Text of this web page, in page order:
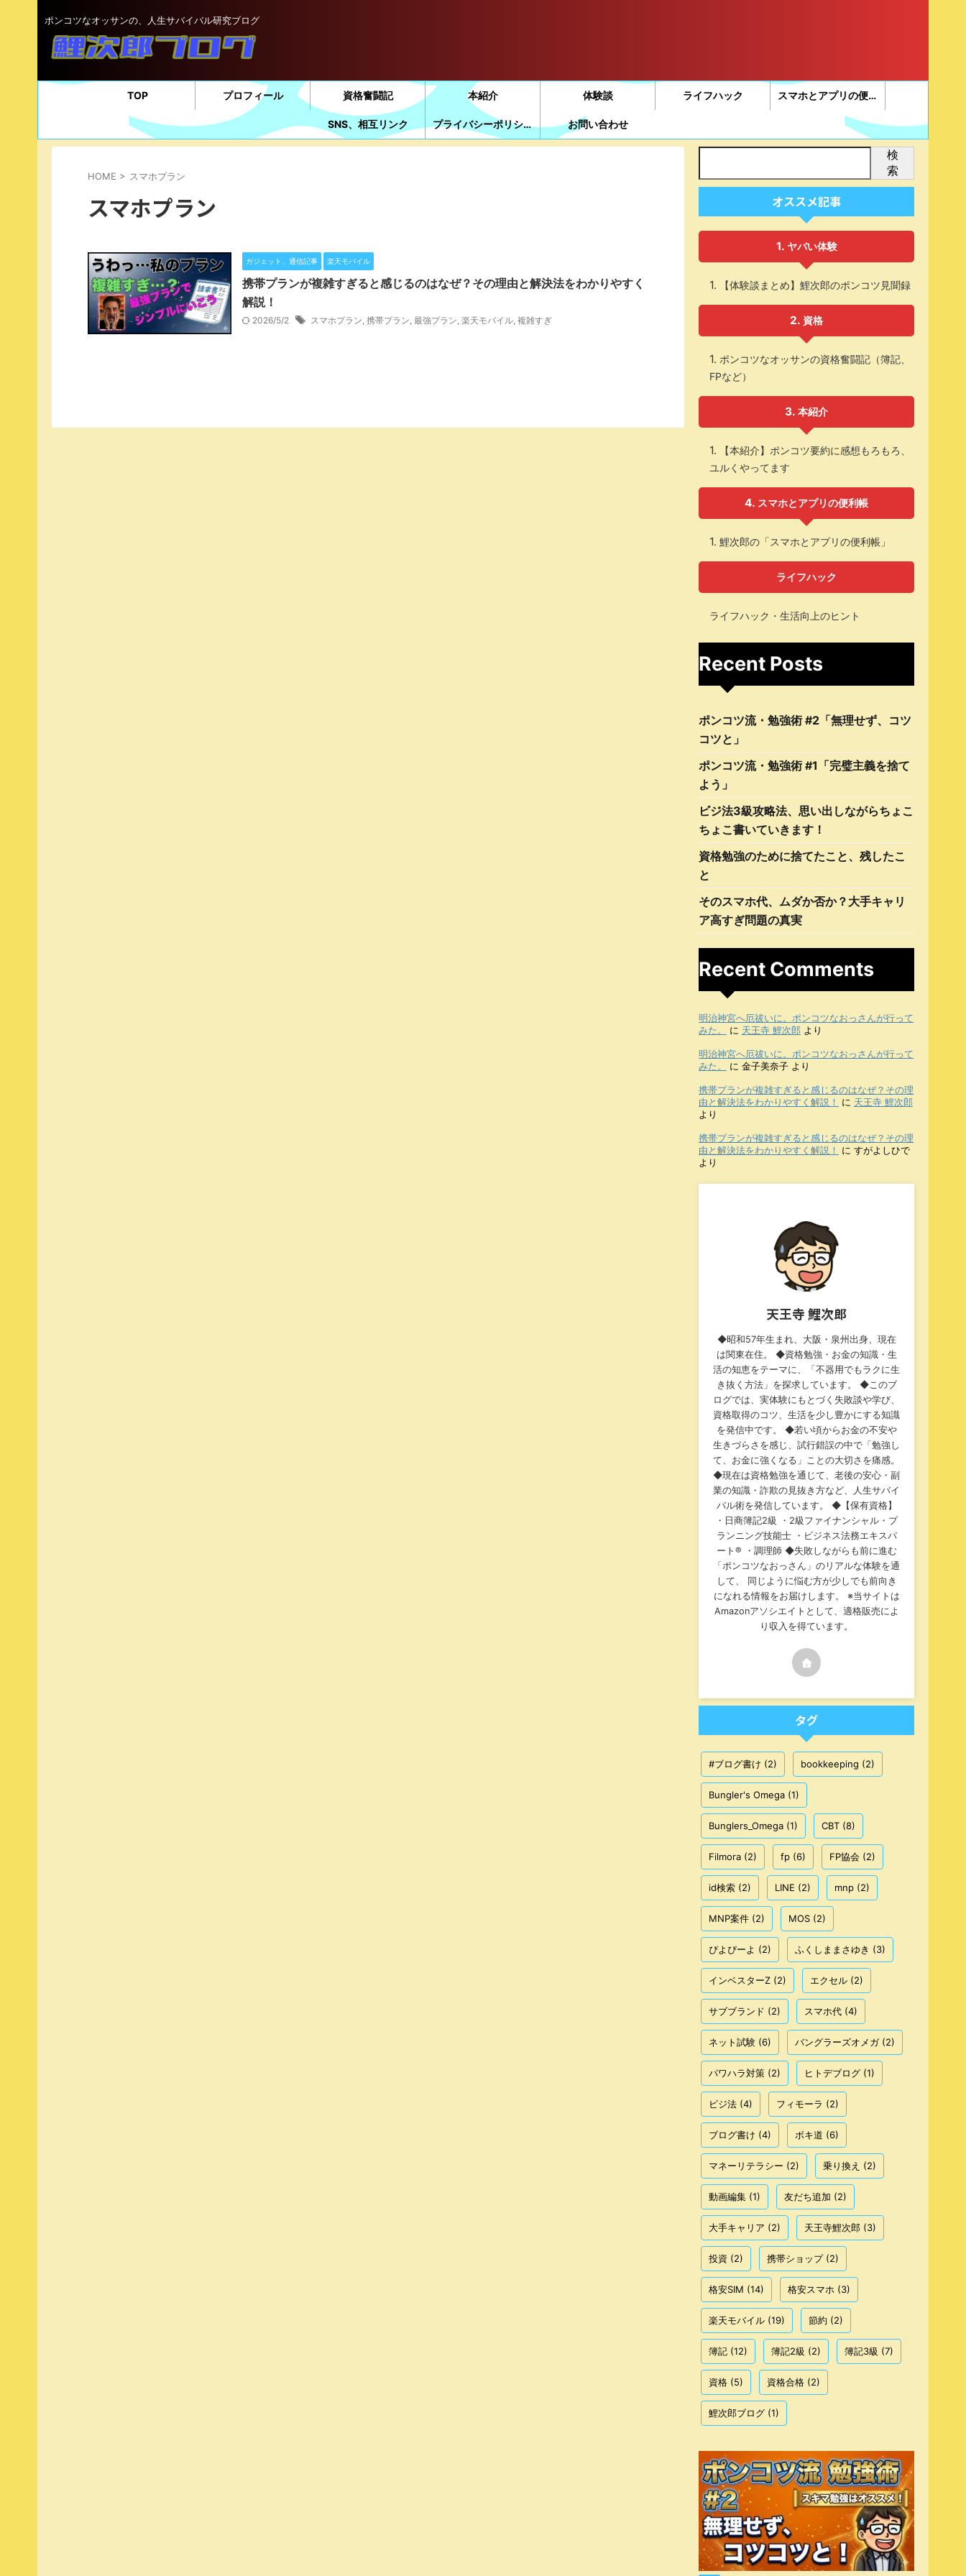
ポンコツなオッサンの、人生サバイバル研究ブログ
TOP プロフィール 資格奮闘記 本紹介 体験談 ライフハック スマホとアプリの便利帳
SNS、相互リンク プライバシーポリシー お問い合わせ
HOME > スマホプラン
スマホプラン
ガジェット、通信記事 楽天モバイル
携帯プランが複雑すぎると感じるのはなぜ？その理由と解決法をわかりやすく
解説！
2026/5/2 スマホプラン, 携帯プラン, 最強プラン, 楽天モバイル, 複雑すぎ
検
索
オススメ記事
ヤバい体験
【体験談まとめ】鯉次郎のポンコツ見聞録
資格
ポンコツなオッサンの資格奮闘記（簿記、
FPなど）
本紹介
【本紹介】ポンコツ要約に感想もろもろ、
ユルくやってます
スマホとアプリの便利帳
鯉次郎の「スマホとアプリの便利帳」
ライフハック
ライフハック・生活向上のヒント
Recent Posts
ポンコツ流・勉強術 #2「無理せず、コツ
コツと」
ポンコツ流・勉強術 #1「完璧主義を捨て
よう」
ビジ法3級攻略法、思い出しながらちょこ
ちょこ書いていきます！
資格勉強のために捨てたこと、残したこ
と
そのスマホ代、ムダか否か？大手キャリ
ア高すぎ問題の真実
Recent Comments
明治神宮へ厄祓いに。ポンコツなおっさんが行って
みた。
に 天王寺 鯉次郎 より
明治神宮へ厄祓いに。ポンコツなおっさんが行って
みた。
に 金子美奈子 より
携帯プランが複雑すぎると感じるのはなぜ？その理
由と解決法をわかりやすく解説！
に 天王寺 鯉次郎
より
携帯プランが複雑すぎると感じるのはなぜ？その理
由と解決法をわかりやすく解説！
に すがよしひで
より
天王寺 鯉次郎
◆昭和57年生まれ、大阪・泉州出身、現在
は関東在住。 ◆資格勉強・お金の知識・生
活の知恵をテーマに、「不器用でもラクに生
き抜く方法」を探求しています。 ◆このブ
ログでは、実体験にもとづく失敗談や学び、
資格取得のコツ、生活を少し豊かにする知識
を発信中です。 ◆若い頃からお金の不安や
生きづらさを感じ、試行錯誤の中で「勉強し
て、お金に強くなる」ことの大切さを痛感。
◆現在は資格勉強を通じて、老後の安心・副
業の知識・詐欺の見抜き方など、人生サバイ
バル術を発信しています。 ◆【保有資格】
・日商簿記2級 ・2級ファイナンシャル・プ
ランニング技能士 ・ビジネス法務エキスパ
ート®︎ ・調理師 ◆失敗しながらも前に進む
「ポンコツなおっさん」のリアルな体験を通
して、 同じように悩む方が少しでも前向き
になれる情報をお届けします。 ※当サイトは
Amazonアソシエイトとして、適格販売によ
り収入を得ています。
タグ
#ブログ書け (2) bookkeeping (2)
Bungler's Omega (1)
Bunglers_Omega (1) CBT (8)
Filmora (2) fp (6) FP協会 (2)
id検索 (2) LINE (2) mnp (2)
MNP案件 (2) MOS (2)
ぴよぴーよ (2) ふくしままさゆき (3)
インベスターZ (2) エクセル (2)
サブブランド (2) スマホ代 (4)
ネット試験 (6) バングラーズオメガ(2)
パワハラ対策 (2) ヒトデブログ (1)
ビジ法 (4) フィモーラ (2)
ブログ書け (4) ボキ道 (6)
マネーリテラシー (2) 乗り換え (2)
動画編集 (1) 友だち追加 (2)
大手キャリア (2) 天王寺鯉次郎 (3)
投資 (2) 携帯ショップ(2)
格安SIM (14) 格安スマホ (3)
楽天モバイル (19) 節約 (2)
簿記 (12) 簿記2級 (2) 簿記3級 (7)
資格 (5) 資格合格 (2)
鯉次郎ブログ (1)